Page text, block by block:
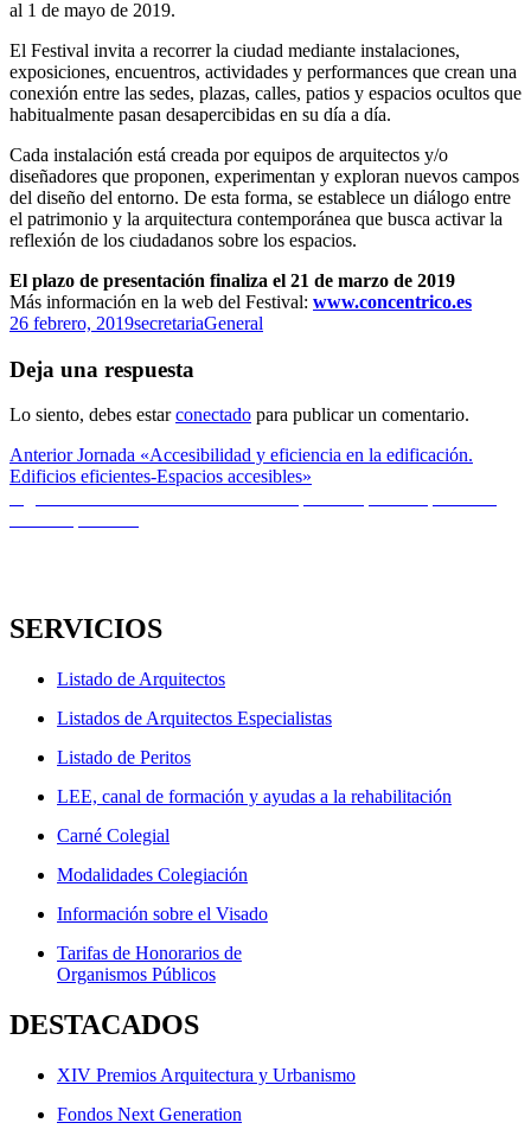
al 1 de mayo de 2019.
El Festival invita a recorrer la ciudad mediante instalaciones,
exposiciones, encuentros, actividades y performances que crean una
conexión entre las sedes, plazas, calles, patios y espacios ocultos que
habitualmente pasan desapercibidas en su día a día.
Cada instalación está creada por equipos de arquitectos y/o
diseñadores que proponen, experimentan y exploran nuevos campos
del diseño del entorno. De esta forma, se establece un diálogo entre
el patrimonio y la arquitectura contemporánea que busca activar la
reflexión de los ciudadanos sobre los espacios.
El plazo de presentación finaliza el 21 de marzo de 2019
Más información en la web del Festival: www.concentrico.es
Publicado
26 febrero, 2019Autor
secretariaCategorías
General
Deja una respuesta
Lo siento, debes estarconectado para publicar un comentario.
Navegación
de
entradas
Anterior Entrada
anterior:
Jornada «Accesibilidad y eficiencia en la edificación.
Edificios eficientes-Espacios accesibles»
SERVICIOS
Listado de Arquitectos
Listados de Arquitectos Especialistas
Listado de Peritos
LEE, canal de formación y ayudas a la rehabilitación
Carné Colegial
Modalidades Colegiación
Información sobre el Visado
Tarifas de Honorarios de
Organismos Públicos
DESTACADOS
XIV Premios Arquitectura y Urbanismo
Fondos Next Generation